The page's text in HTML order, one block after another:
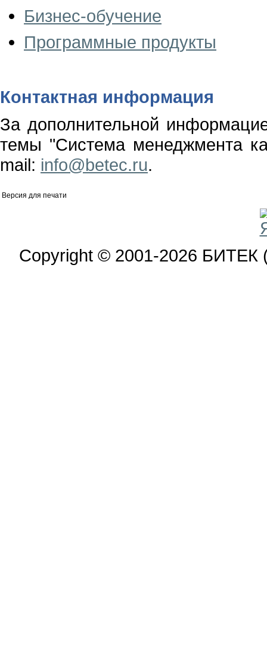
Бизнес-обучение
Программные продукты
Контактная информация
За дополнительной
темы "Система менеджмента
mail: info@betec.ru.
Версия для печати
Copyright © 2001-2026 БИТЕК